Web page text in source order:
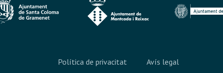
Política de privacitat Avís legal